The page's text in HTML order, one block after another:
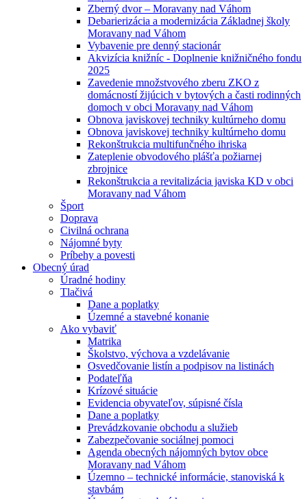
Zberný dvor – Moravany nad Váhom
Debarierizácia a modernizácia Základnej školy
Moravany nad Váhom
Vybavenie pre denný stacionár
Akvizícia knižníc - Doplnenie knižničného fondu
2025
Zavedenie množstvového zberu ZKO z
domácností žijúcich v bytových a časti rodinných
domoch v obci Moravany nad Váhom
Obnova javiskovej techniky kultúrneho domu
Obnova javiskovej techniky kultúrneho domu
Rekonštrukcia multifunčného ihriska
Zateplenie obvodového plášťa požiarnej
zbrojnice
Rekonštrukcia a revitalizácia javiska KD v obci
Moravany nad Váhom
Šport
Doprava
Civilná ochrana
Nájomné byty
Príbehy a povesti
Obecný úrad
Úradné hodiny
Tlačivá
Dane a poplatky
Územné a stavebné konanie
Ako vybaviť
Matrika
Školstvo, výchova a vzdelávanie
Osvedčovanie listín a podpisov na listinách
Podateľňa
Krízové situácie
Evidencia obyvateľov, súpisné čísla
Dane a poplatky
Prevádzkovanie obchodu a služieb
Zabezpečovanie sociálnej pomoci
Agenda obecných nájomných bytov obce
Moravany nad Váhom
Územno – technické informácie, stanoviská k
stavbám